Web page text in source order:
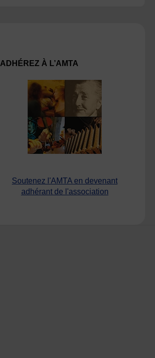
ADHÉREZ À L’AMTA
Soutenez l'AMTA en devenant
adhérant de l'association